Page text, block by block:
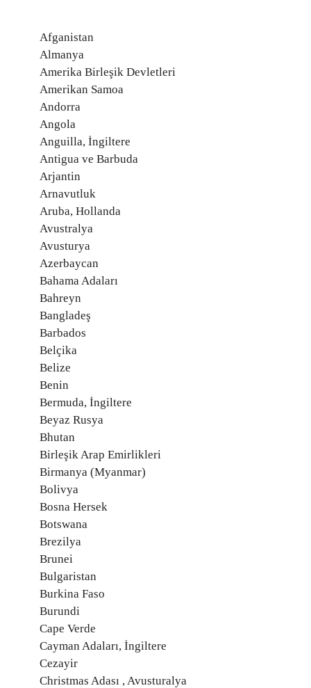
Afganistan
Almanya
Amerika Birleşik Devletleri
Amerikan Samoa
Andorra
Angola
Anguilla, İngiltere
Antigua ve Barbuda
Arjantin
Arnavutluk
Aruba, Hollanda
Avustralya
Avusturya
Azerbaycan
Bahama Adaları
Bahreyn
Bangladeş
Barbados
Belçika
Belize
Benin
Bermuda, İngiltere
Beyaz Rusya
Bhutan
Birleşik Arap Emirlikleri
Birmanya (Myanmar)
Bolivya
Bosna Hersek
Botswana
Brezilya
Brunei
Bulgaristan
Burkina Faso
Burundi
Cape Verde
Cayman Adaları, İngiltere
Cezayir
Christmas Adası , Avusturalya